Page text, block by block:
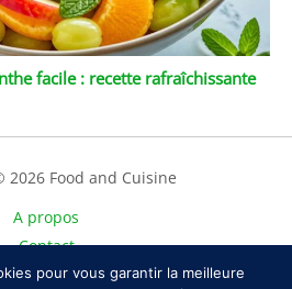
facile : recette rafraîchissante
2026 Food and Cuisine
A propos
Contact
Plan du site
pour vous garantir la meilleure